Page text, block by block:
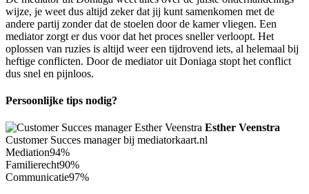
wijze, je weet dus altijd zeker dat jij kunt samenkomen met de
andere partij zonder dat de stoelen door de kamer vliegen. Een
mediator zorgt er dus voor dat het proces sneller verloopt. Het
oplossen van ruzies is altijd weer een tijdrovend iets, al helemaal bij
heftige conflicten. Door de mediator uit Doniaga stopt het conflict
dus snel en pijnloos.
Persoonlijke tips nodig?
Esther Veenstra
Customer Succes manager bij mediatorkaart.nl
Mediation94%
Familierecht90%
Communicatie97%